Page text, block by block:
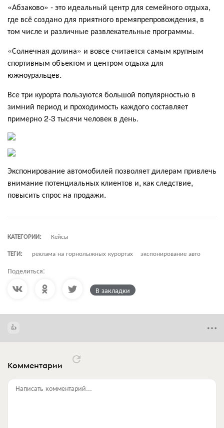
«Абзаково» - это идеальный центр для семейного отдыха,
где всё создано для приятного времяпрепровождения, в
том числе и различные развлекательные программы.
«Солнечная долина» и вовсе считается самым крупным
спортивным объектом и центром отдыха для
южноуральцев.
Все три курорта пользуются большой популярностью в
зимний период и проходимость каждого составляет
примерно 2-3 тысячи человек в день.
Экспонирование автомобилей позволяет дилерам привлечь
внимание потенциальных клиентов и, как следствие,
повысить спрос на продажи.
КАТЕГОРИИ:
Кейсы
ТЕГИ:
реклама на горнолыжных курортах экспонирование авто
Поделиться:
В закладки
Комментарии
Написать комментарий...